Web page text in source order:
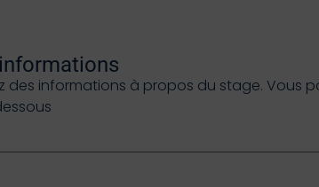
des informations à propos du stage. Vous